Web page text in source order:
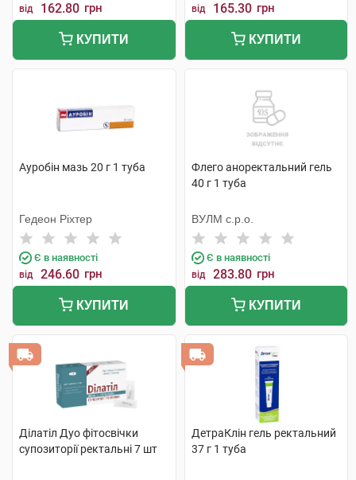
від 162.80 грн
КУПИТИ
від 165.30 грн
КУПИТИ
Ауробін мазь 20 г 1 туба
Гедеон Ріхтер
Є в наявності
від 246.60 грн
КУПИТИ
Флего аноректальний гель
40 г 1 туба
ВУЛМ с.р.о.
Є в наявності
від 283.80 грн
КУПИТИ
Ділатіл Дуо фітосвічки
супозиторії ректальні 7 шт
ДетраКлін гель ректальний
37 г 1 туба